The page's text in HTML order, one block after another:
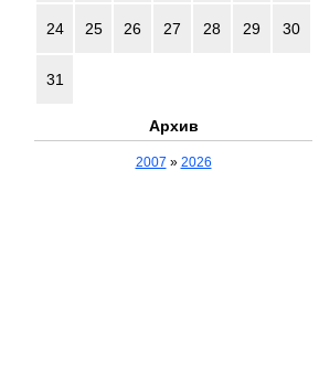
24 25 26 27 28 29 30
31
Архив
2007 » 2026